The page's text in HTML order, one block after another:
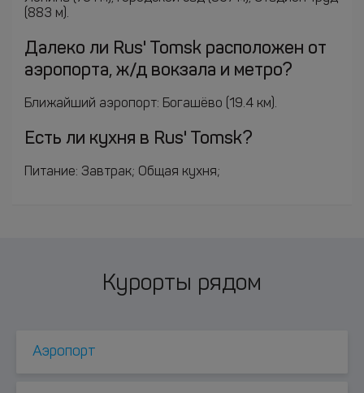
(883 м).
Далеко ли Rus' Tomsk расположен от
аэропорта, ж/д вокзала и метро?
Ближайший аэропорт: Богашёво (19.4 км).
Есть ли кухня в Rus' Tomsk?
Питание: Завтрак; Общая кухня;
Курорты рядом
Аэропорт